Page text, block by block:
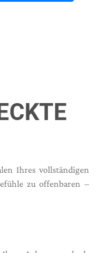
Ihres vollständigen
zu offenbaren –